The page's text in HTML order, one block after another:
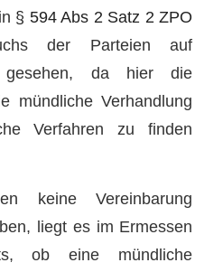
§ 594 Abs 2 Satz 2 ZPO
der Parteien auf
gesehen, da hier die
mündliche Verhandlung
Verfahren zu finden
keine Vereinbarung
liegt es im Ermessen
ob eine mündliche